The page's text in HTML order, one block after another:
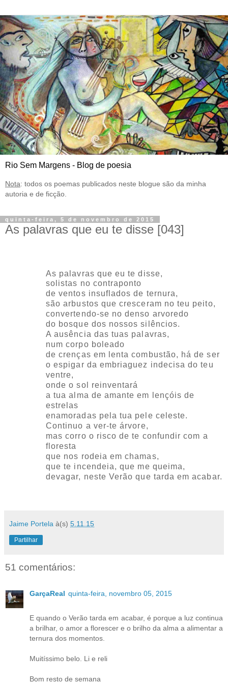
Rio Sem Margens - Blog de poesia
Nota: todos os poemas publicados neste blogue são da minha
autoria e de ficção.
quinta-feira, 5 de novembro de 2015
As palavras que eu te disse [043]
As palavras que eu te disse,
solistas no contraponto
de ventos insuflados de ternura,
são arbustos que cresceram no teu peito,
convertendo-se no denso arvoredo
do bosque dos nossos silêncios.
A ausência das tuas palavras,
num corpo boleado
de crenças em lenta combustão, há de ser
o espigar da embriaguez indecisa do teu
ventre,
onde o sol reinventará
a tua alma de amante em lençóis de
estrelas
enamoradas pela tua pele celeste.
Continuo a ver-te árvore,
mas corro o risco de te confundir com a
floresta
que nos rodeia em chamas,
que te incendeia, que me queima,
devagar, neste Verão que tarda em acabar.
Jaime Portela à(s) 5.11.15
Partilhar
51 comentários:
GarçaReal quinta-feira, novembro 05, 2015
E quando o Verão tarda em acabar, é porque a luz continua
a brilhar, o amor a florescer e o brilho da alma a alimentar a
ternura dos momentos.
Muitíssimo belo. Li e reli
Bom resto de semana